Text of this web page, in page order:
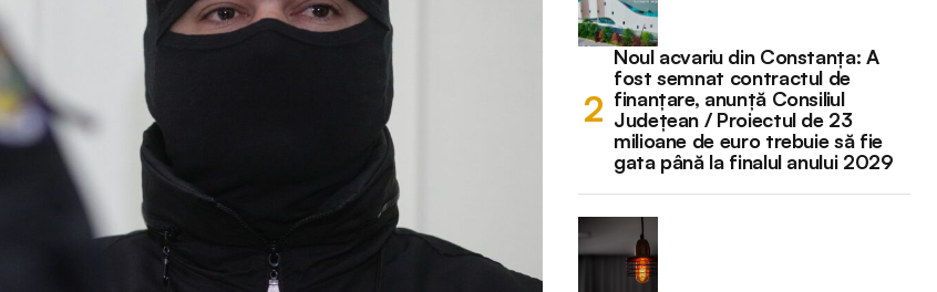
Noul acvariu din Constanța: A
fost semnat contractul de
finanțare, anunță Consiliul
Județean / Proiectul de 23
milioane de euro trebuie să fie
gata până la finalul anului 2029